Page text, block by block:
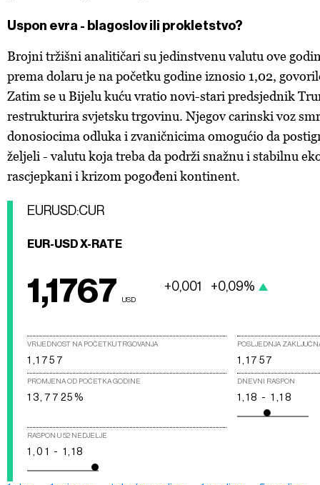
Uspon evra - blagoslov ili prokletstvo?
Brojni tržišni analitičari su jedinstvenu valutu ove
prema dolaru je na početku godine iznosio 1,02,
Zatim se u Bijelu kuću vratio novi-stari predsjednik
restrukturira svjetsku trgovinu. Njegov carinski voz
donosiocima odluka i zvaničnicima omogućio da
željeli - valutu koja treba da podrži snažnu i stabilnu
rascjepkani i krizom pogođeni kontinent.
EURUSD:CUR
EUR-USD X-RATE
1,1767 USD
+0,001 +0,09%
VRIJEDNOST NA POČETKU TRGOVANJA
1,1757
POSLJEDNJA
1,1757
PROMJENA OD POČETKA GODINE
13,7725%
DNEVNI RASPON
1,18 - 1,18
RASPON U 52 NEDJELJE
1,01 - 1,18